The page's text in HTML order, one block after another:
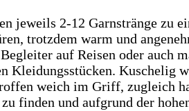
jeweils 2-12 Garnstränge zu
trotzdem warm und
auf Reisen oder auch
Kleidungsstücken. Kuschelig
weich im Griff, zugleich
finden und aufgrund der